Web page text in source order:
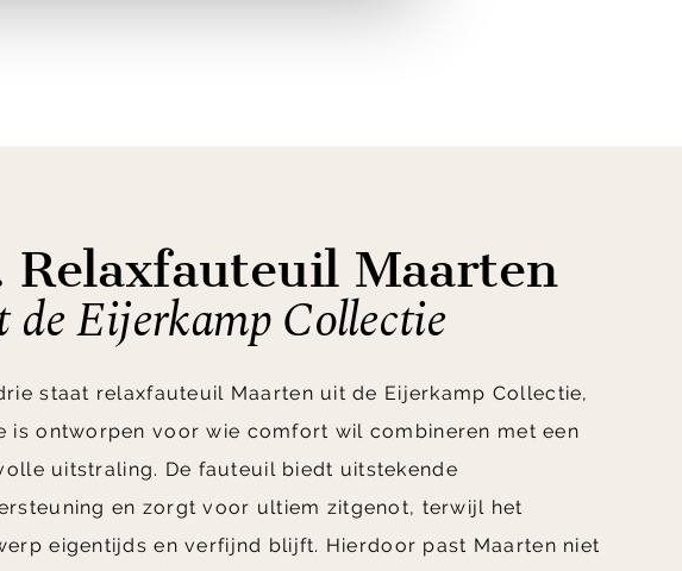
Relaxfauteuil Maarten
de Eijerkamp Collectie
staat relaxfauteuil Maarten uit de Eijerkamp Collectie,
is ontworpen voor wie comfort wil combineren met een
uitstraling. De fauteuil biedt uitstekende
en zorgt voor ultiem zitgenot, terwijl het
eigentijds en verfijnd blijft. Hierdoor past Maarten niet